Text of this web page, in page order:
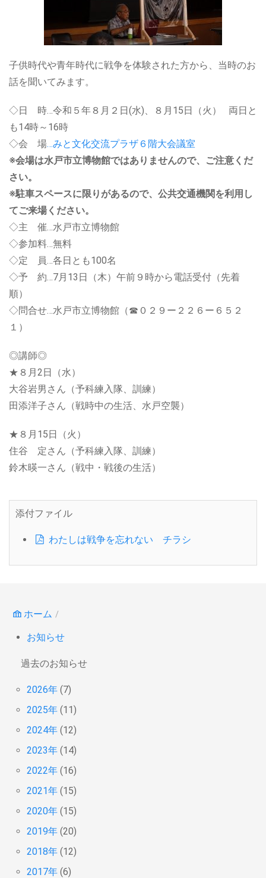
子供時代や青年時代に戦争を体験された方から、当時のお
話を聞いてみます。
◇日 時…令和５年８月２日(水)、８月15日（火） 両日と
も14時～16時
◇会 場…みと文化交流プラザ６階大会議室
※会場は水戸市立博物館ではありませんので、ご注意くだ
さい。
※駐車スペースに限りがあるので、公共交通機関を利用し
てご来場ください。
◇主 催…水戸市立博物館
◇参加料…無料
◇定 員…各日とも100名
◇予 約…7月13日（木）午前９時から電話受付（先着
順）
◇問合せ…水戸市立博物館（☎０２９ー２２６ー６５２
１）
◎講師◎
★８月2日（水）
大谷岩男さん（予科練入隊、訓練）
田添洋子さん（戦時中の生活、水戸空襲）
★８月15日（火）
住谷 定さん（予科練入隊、訓練）
鈴木暎一さん（戦中・戦後の生活）
添付ファイル
わたしは戦争を忘れない チラシ
ホーム
お知らせ
過去のお知らせ
2026年 (7)
2025年 (11)
2024年 (12)
2023年 (14)
2022年 (16)
2021年 (15)
2020年 (15)
2019年 (20)
2018年 (12)
2017年 (6)